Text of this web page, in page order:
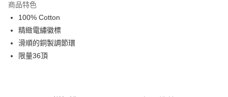
Apple Pay
Google Pay
運送方式
商品特色
100% Cotton
精緻電繡徽標
滑順的銅製調節環
限量36頂